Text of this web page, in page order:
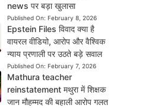
news पर बड़ा खुलासा
Published On: February 8, 2026
Epstein Files विवाद क्या है
वायरल वीडियो, आरोप और वैश्विक
न्याय प्रणाली पर उठते बड़े सवाल
Published On: February 7, 2026
Mathura teacher
reinstatement मथुरा में शिक्षक
जान मौहम्मद की बहाली आरोप गलत